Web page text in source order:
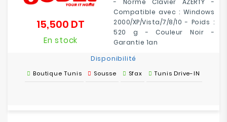
- Norme Clavier AZERTY -
Compatible avec : Windows
2000/XP/Vista/7/8/10 - Poids :
520 g - Couleur Noir -
Garantie 1an
15,500 DT
En stock
Disponibilité
Boutique Tunis Sousse Sfax Tunis Drive-IN